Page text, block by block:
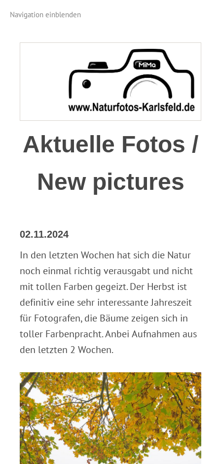
Navigation einblenden
Aktuelle Fotos /
New pictures
02.11.2024
In den letzten Wochen hat sich die Natur
noch einmal richtig verausgabt und nicht
mit tollen Farben gegeizt. Der Herbst ist
definitiv eine sehr interessante Jahreszeit
für Fotografen, die Bäume zeigen sich in
toller Farbenpracht. Anbei Aufnahmen aus
den letzten 2 Wochen.